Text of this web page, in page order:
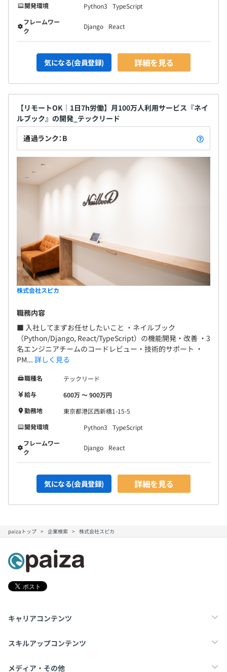
開発環境
Python3
TypeScript
フレームワー
ク
Django React
気になる(会員登録) 詳細を見る
【リモートOK｜1日7h労働】月100万人利用サービス『ネイ
ルブック』の開発_テックリード
通過ランク：B
株式会社スピカ
職務内容
■ 入社してまずお任せしたいこと ・ネイルブック
（Python/Django, React/TypeScript）の機能開発・改善 ・3
名エンジニアチームのコードレビュー・技術的サポート ・
PM... 詳しく見る
職種名
テックリード
給与
600万 〜 900万円
勤務地
東京都港区西新橋1-15-5
開発環境
Python3
TypeScript
フレームワー
ク
Django React
気になる(会員登録) 詳細を見る
paizaトップ 企業検索 株式会社スピカ
キャリアコンテンツ
転職・キャリア
スキルアップコンテンツ
学習
メディア・その他